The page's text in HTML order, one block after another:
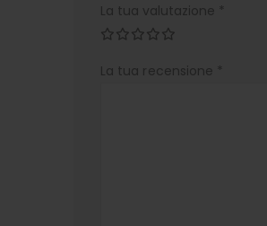
La tua valutazione *
La tua recensione *